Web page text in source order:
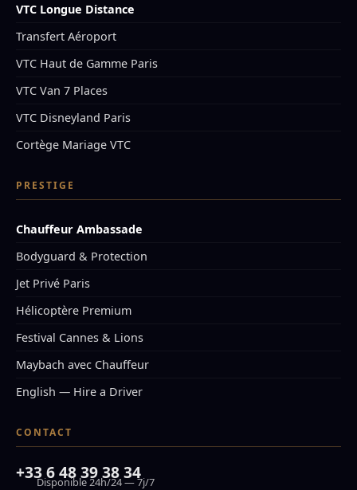
VTC Longue Distance
Transfert Aéroport
VTC Haut de Gamme Paris
VTC Van 7 Places
VTC Disneyland Paris
Cortège Mariage VTC
PRESTIGE
Chauffeur Ambassade
Bodyguard & Protection
Jet Privé Paris
Hélicoptère Premium
Festival Cannes & Lions
Maybach avec Chauffeur
English — Hire a Driver
CONTACT
+33 6 48 39 38 34
Disponible 24h/24 — 7j/7